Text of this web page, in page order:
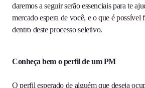
daremos a seguir serão essenciais para te
mercado espera de você, e o que é possível
dentro deste processo seletivo.
Conheça bem o perfil de um PM
O perfil esperado de alguém que deseja